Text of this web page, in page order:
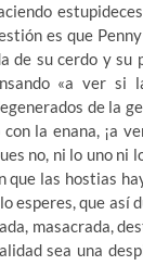
es que
de su cerdo y su
«a ver si
de la
la enana, ¡a
no, ni lo uno ni
que las hostias
esperes, que así
masacrada,
sea una